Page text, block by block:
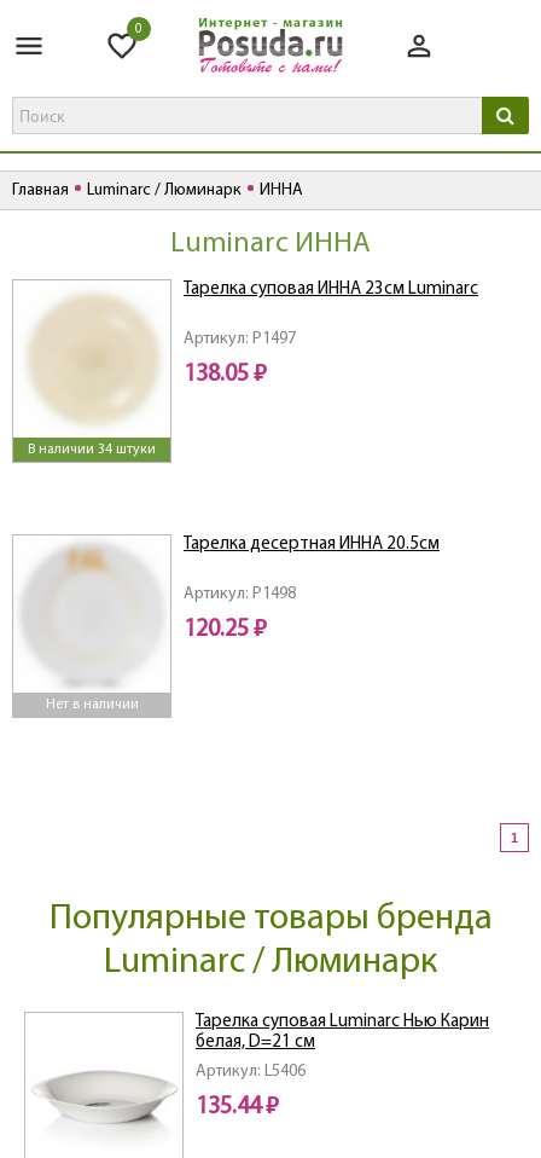
0
Главная Luminarc / Люминарк ИННА
Luminarc ИННА
В наличии 34 штуки
Артикул: P1497
Тарелка суповая ИННА 23см Luminarc
138.05 ₽
Нет в наличии
Артикул: P1498
Тарелка десертная ИННА 20.5см
120.25 ₽
1
Популярные товары бренда
Luminarc / Люминарк
Артикул: L5406
Тарелка суповая Luminarc Нью Карин
белая, D=21 см
135.44 ₽